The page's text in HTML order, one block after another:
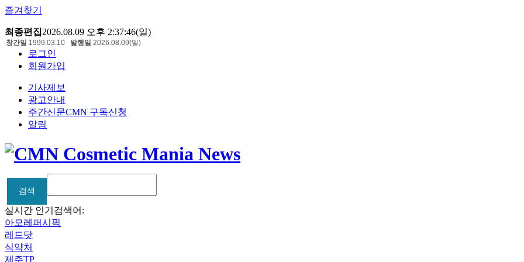
즐겨찾기
최종편집2026.08.09 오후 2:37:46(일)
로그인
회원가입
기사제보
광고안내
주간신문CMN 구독신청
알림
창간일 1999.03.10 발행일 2026.08.09(일)
검색
검색
실시간 인기검색어:
아모레퍼시픽
레드닷
식약처
제주TP